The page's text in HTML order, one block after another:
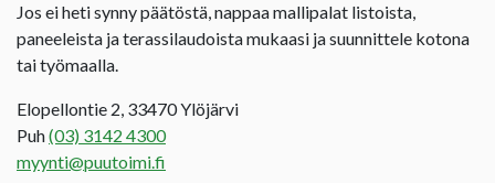
Jos ei heti synny päätöstä, nappaa mallipalat listoista,
paneeleista ja terassilaudoista mukaasi ja suunnittele kotona
tai työmaalla.
Elopellontie 2, 33470 Ylöjärvi
Puh(03) 3142 4300
myynti@puutoimi.fi